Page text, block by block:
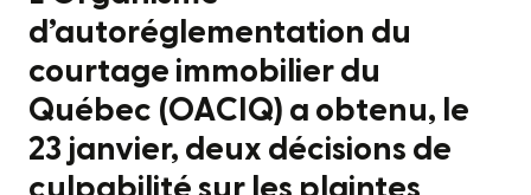
d’autoréglementation du
courtage immobilier du
Québec (OACIQ) a obtenu, le
23 janvier, deux décisions de
culpabilité sur les plaintes